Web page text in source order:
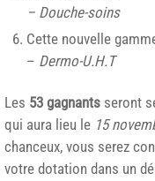
– Douche-soins
Cette nouvelle
– Dermo-U.H.T
Les 53 gagnants seront
qui aura lieu le 15
chanceux, vous serez
votre dotation dans un